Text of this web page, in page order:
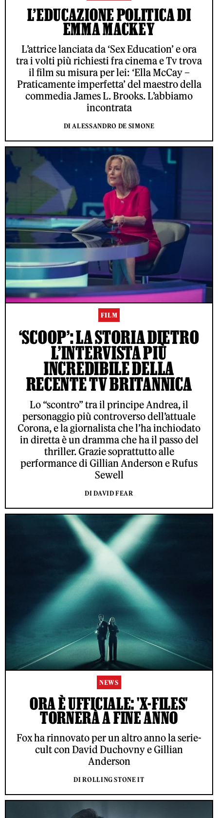
L’EDUCAZIONE POLITICA DI
EMMA MACKEY
L’attrice lanciata da ‘Sex Education’ e ora
tra i volti più richiesti fra cinema e Tv trova
il film su misura per lei: ‘Ella McCay –
Praticamente imperfetta’ del maestro della
commedia James L. Brooks. L’abbiamo
incontrata
DI ALESSANDRO DE SIMONE
FILM
‘SCOOP’: LA STORIA DIETRO
L’INTERVISTA PIÙ
INCREDIBILE DELLA
RECENTE TV BRITANNICA
Lo “scontro” tra il principe Andrea, il
personaggio più controverso dell’attuale
Corona, e la giornalista che l’ha inchiodato
in diretta è un dramma che ha il passo del
thriller. Grazie soprattutto alle
performance di Gillian Anderson e Rufus
Sewell
DI DAVID FEAR
NEWS
ORA È UFFICIALE: 'X-FILES'
TORNERÀ A FINE ANNO
Fox ha rinnovato per un altro anno la serie-
cult con David Duchovny e Gillian
Anderson
DI ROLLING STONE IT